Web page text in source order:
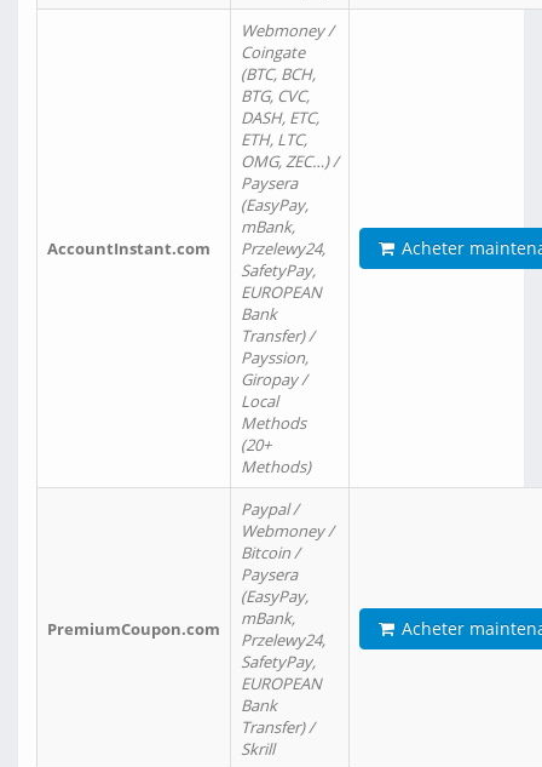
AccountInstant.com
Webmoney /
Coingate
(BTC, BCH,
BTG, CVC,
DASH, ETC,
ETH, LTC,
OMG, ZEC…) /
Paysera
(EasyPay,
mBank,
Przelewy24,
SafetyPay,
EUROPEAN
Bank
Transfer) /
Payssion,
Giropay /
Local
Methods
(20+
Methods)
Acheter
PremiumCoupon.com
Paypal /
Webmoney /
Bitcoin /
Paysera
(EasyPay,
mBank,
Przelewy24,
SafetyPay,
EUROPEAN
Bank
Transfer) /
Skrill
Acheter